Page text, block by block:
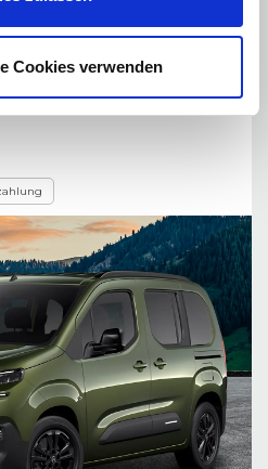
Cookies verwenden